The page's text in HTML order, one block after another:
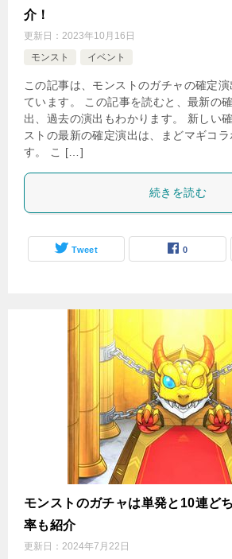
介！
更新日： 2023年10月16日
モンスト
イベント
この記事は、モンストのガチャの確定
ています。 この記事を読むと、最新の
出、過去の演出もわかります。 新しい
ストの最新の確定演出は、まどマギコ
す。 こ […]
続きを読む
Tweet 0
モンストのガチャは単発と10連ど
率も紹介
更新日： 2024年7月22日